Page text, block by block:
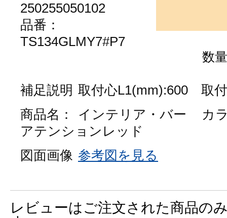
250255050102
品番：
TS134GLMY7#P7
数量
補足説明 取付心L1(mm):600 取
商品名：
インテリア・バー
カ
アテンションレッド
図面画像 参考図を見る
レビューはご注文された商品の